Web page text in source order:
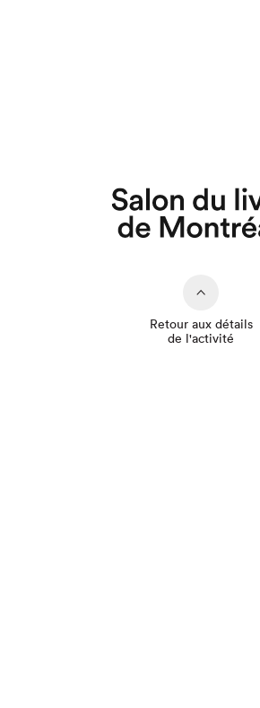
Retour aux détails
de l'activité